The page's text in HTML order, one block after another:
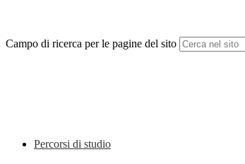
Campo di ricerca per le pagine del sito
Percorsi di studio